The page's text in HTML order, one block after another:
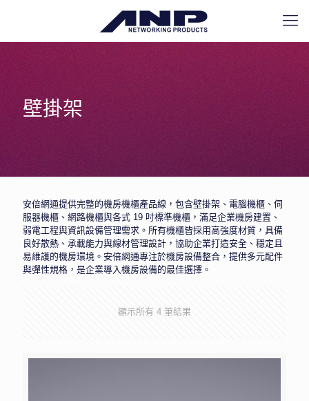
壁掛架
安倍網通提供完整的機房機櫃產品線，包含壁掛架、電腦機櫃、伺
服器機櫃、網路機櫃與各式 19 吋標準機櫃，滿足企業機房建置、
弱電工程與資訊設備管理需求。所有機櫃皆採用高強度材質，具備
良好散熱、承載能力與線材管理設計，協助企業打造安全、穩定且
易維護的機房環境。安倍網通專注於機房設備整合，提供多元配件
與彈性規格，是企業導入機房設備的最佳選擇。
顯示所有 4 筆結果